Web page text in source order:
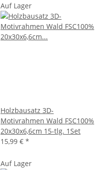
Auf Lager
Holzbausatz 3D-
Motivrahmen Wald FSC100%
20x30x6,6cm 15-tlg. 1Set
15,99 € *
Auf Lager